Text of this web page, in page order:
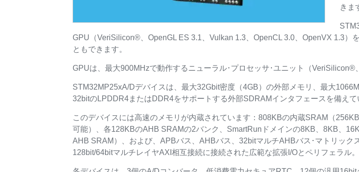
きま
GPU（VeriSilicon®、OpenGL ES 3.1、Vulkan 1.3、OpenCL 3.0、OpenVX 1.3）
ともできます。
GPUは、最大900MHzで動作するニューラル･プロセッサ･ユニット（VeriSilicon®
STM32MP25xA/Dデバイスは、最大32Gbit密度（4GB）の外部メモリ、最大
32bitのLPDDR4またはDDR4をサポートする外部SDRAMインタフェースを備えて
このデバイスには高速のメモリが内蔵されています：808KBの内蔵SRAM（
可能）、各128KBのAHB SRAMの2バンク、SmartRunドメインの8KB、8KB、
AHB SRAM）、および、APBバス、AHBバス、32bitマルチAHBバス･マトリック
128bit/64bitマルチレイヤAXI相互接続に接続された広範な拡張I/Oとペリフェラル。